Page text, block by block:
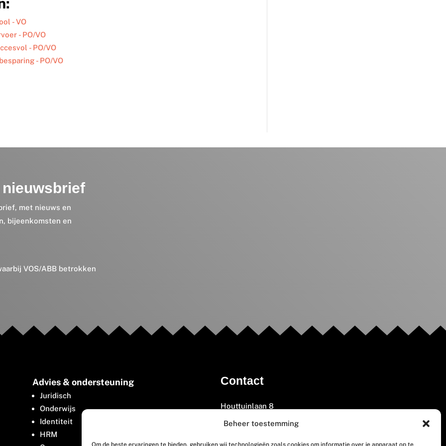
Beheer toestemming
Om de beste ervaringen te bieden, gebruiken wij technologieën zoals cookies om informatie over je apparaat op te
- VO
- PO/VO
- PO/VO
- PO/VO
met nieuws en
bijeenkomsten en
VOS/ABB betrokken
Advies & ondersteuning
Juridisch
Onderwijs
Identiteit
HRM
Contact
Houttuinlaan 8
3447 GM Woerden
(0348) 405 200